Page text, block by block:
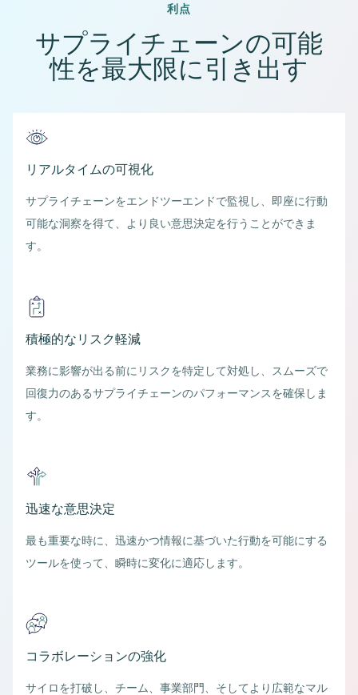
利点
サプライチェーンの可能
性を最大限に引き出す
リアルタイムの可視化
サプライチェーンをエンドツーエンドで監視し、即座に行動
可能な洞察を得て、より良い意思決定を行うことができま
す。
積極的なリスク軽減
業務に影響が出る前にリスクを特定して対処し、スムーズで
回復力のあるサプライチェーンのパフォーマンスを確保しま
す。
迅速な意思決定
最も重要な時に、迅速かつ情報に基づいた行動を可能にする
ツールを使って、瞬時に変化に適応します。
コラボレーションの強化
サイロを打破し、チーム、事業部門、そしてより広範なマル